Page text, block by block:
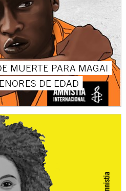
MUERTE PARA MAGAI
DE EDAD